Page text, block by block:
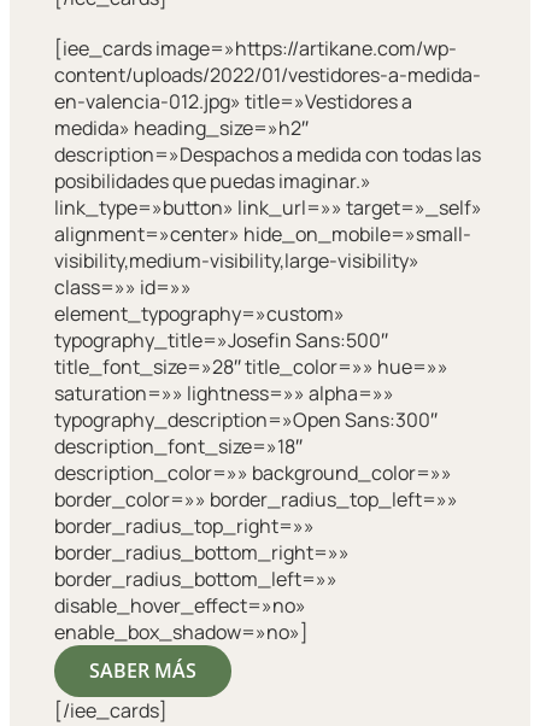
[iee_cards image=»https://artikane.com/wp-
content/uploads/2022/01/vestidores-a-medida-
en-valencia-012.jpg» title=»Vestidores a
medida» heading_size=»h2″
description=»Despachos a medida con todas las
posibilidades que puedas imaginar.»
link_type=»button» link_url=»» target=»_self»
alignment=»center» hide_on_mobile=»small-
visibility,medium-visibility,large-visibility»
class=»» id=»»
element_typography=»custom»
typography_title=»Josefin Sans:500″
title_font_size=»28″ title_color=»» hue=»»
saturation=»» lightness=»» alpha=»»
typography_description=»Open Sans:300″
description_font_size=»18″
description_color=»» background_color=»»
border_color=»» border_radius_top_left=»»
border_radius_top_right=»»
border_radius_bottom_right=»»
border_radius_bottom_left=»»
disable_hover_effect=»no»
enable_box_shadow=»no»]
SABER MÁS
[/iee_cards]